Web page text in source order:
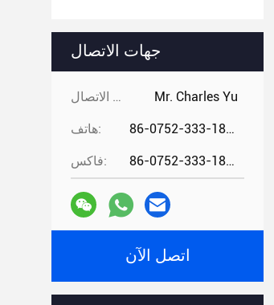
جهات الاتصال
جهات الاتصال: Mr. Charles Yu
هاتف: 86-0752-333-1862
فاكس: 86-0752-333-1862
اتصل الآن